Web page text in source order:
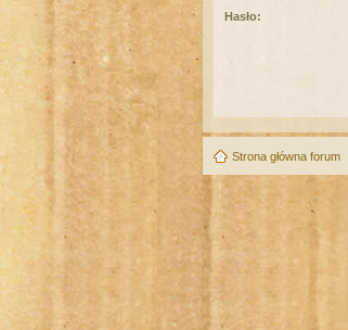
Hasło:
Strona główna forum